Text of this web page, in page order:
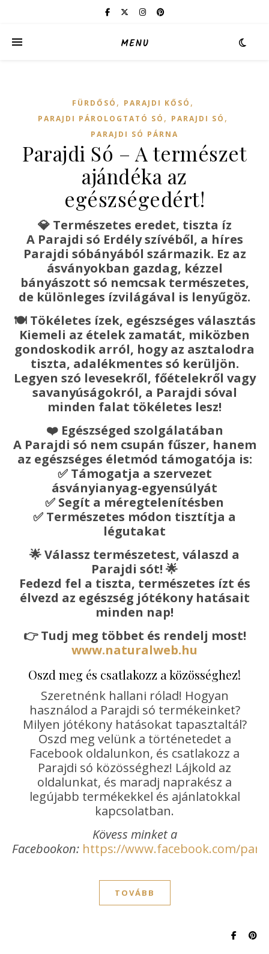
MENU
FÜRDŐSÓ , PARAJDI KŐSÓ ,
PARAJDI PÁROLOGTATÓ SÓ , PARAJDI SÓ ,
PARAJDI SÓ PÁRNA
Parajdi Só – A természet
ajándéka az
egészségedért!
💎Természetes eredet, tiszta íz
A Parajdi só Erdély szívéből, a híres
Parajdi sóbányából származik. Ez az
ásványokban gazdag, kézzel
bányászott só nemcsak természetes,
de különleges ízvilágával is lenyűgöz.
🍽Tökéletes ízek, egészséges választás
Kiemeli az ételek zamatát, miközben
gondoskodik arról, hogy az asztalodra
tiszta, adalékmentes só kerüljön.
Legyen szó levesekről, főételekről vagy
savanyúságokról, a Parajdi sóval
minden falat tökéletes lesz!
❤️Egészséged szolgálatában
A Parajdi só nem csupán fűszer, hanem
az egészséges életmód támogatója is:
✅Támogatja a szervezet
ásványianyag-egyensúlyát
✅ Segít a méregtelenítésben
✅ Természetes módon tisztítja a
légutakat
🌟Válassz természetest, válaszd a
Parajdi sót! 🌟
Fedezd fel a tiszta, természetes ízt és
élvezd az egészség jótékony hatásait
minden nap!
👉Tudj meg többet és rendelj most!
www.naturalweb.hu
Oszd meg és csatlakozz a közösséghez!
Szeretnénk hallani rólad! Hogyan
használod a Parajdi só termékeinket?
Milyen jótékony hatásokat tapasztaltál?
Oszd meg velünk a történetedet a
Facebook oldalunkon, és csatlakozz a
Parajdi só közösséghez! Lájkold az
oldalunkat, és maradj naprakész a
legújabb termékekkel és ajánlatokkal
kapcsolatban.
Kövess minket a
Facebookon: https://www.facebook.com/
TOVÁBB